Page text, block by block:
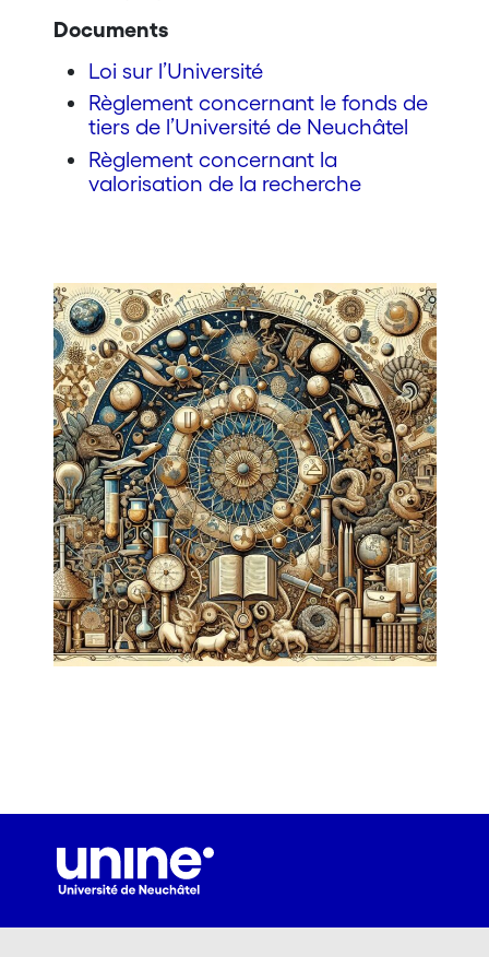
Documents
Loi sur l’Université
Règlement concernant le fonds de
tiers de l’Université de Neuchâtel
Règlement concernant la
valorisation de la recherche